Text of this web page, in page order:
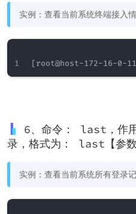
实例：查看当前系统终端接入情
6、命令： last，作
录，格式为： last【参数
实例：查看当前系统所有登录